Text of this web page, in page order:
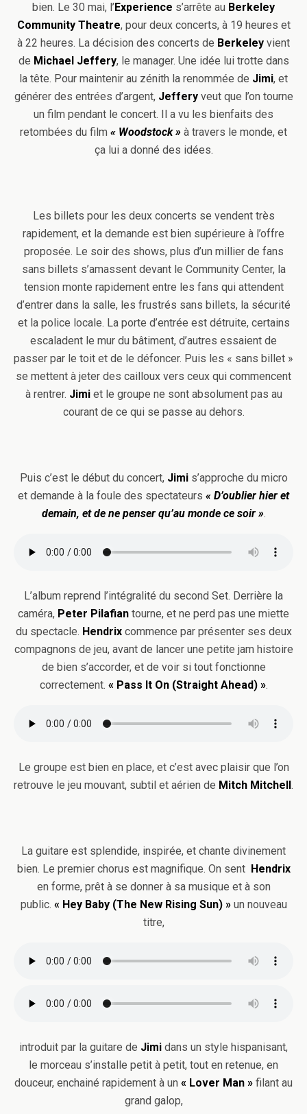
bien. Le 30 mai, l’Experience s’arrête au Berkeley
Community Theatre, pour deux concerts, à 19 heures et
à 22 heures. La décision des concerts de Berkeley vient
de Michael Jeffery, le manager. Une idée lui trotte dans
la tête. Pour maintenir au zénith la renommée de Jimi, et
générer des entrées d’argent, Jefferyveut que l’on tourne
un film pendant le concert. Il a vu les bienfaits des
retombées du film « Woodstock » à travers le monde, et
ça lui a donné des idées.
Les billets pour les deux concerts se vendent très
rapidement, et la demande est bien supérieure à l’offre
proposée. Le soir des shows, plus d’un millier de fans
sans billets s’amassent devant le Community Center, la
tension monte rapidement entre les fans qui attendent
d’entrer dans la salle, les frustrés sans billets, la sécurité
et la police locale. La porte d’entrée est détruite, certains
escaladent le mur du bâtiment, d’autres essaient de
passer par le toit et de le défoncer. Puis les « sans billet »
se mettent à jeter des cailloux vers ceux qui commencent
à rentrer. Jimiet le groupe ne sont absolument pas au
courant de ce qui se passe au dehors.
Puis c’est le début du concert, Jimis’approche du micro
et demande à la foule des spectateurs « D’oublier hier et
demain, et de ne penser qu’au monde ce soir ».
L’album reprend l’intégralité du second Set. Derrière la
caméra, Peter Pilafian tourne, et ne perd pas une miette
du spectacle. Hendrixcommence par présenter ses deux
compagnons de jeu, avant de lancer une petite jam histoire
de bien s’accorder, et de voir si tout fonctionne
correctement. « Pass It On (Straight Ahead) ».
Le groupe est bien en place, et c’est avec plaisir que l’on
retrouve le jeu mouvant, subtil et aérien de Mitch Mitchell.
La guitare est splendide, inspirée, et chante divinement
bien. Le premier chorus est magnifique. On sent Hendrix
en forme, prêt à se donner à sa musique et à son
public. « Hey Baby (The New Rising Sun) »un nouveau
titre,
introduit par la guitare de Jimi dans un style hispanisant,
le morceau s’installe petit à petit, tout en retenue, en
douceur, enchainé rapidement à un « Lover Man » filant au
grand galop,